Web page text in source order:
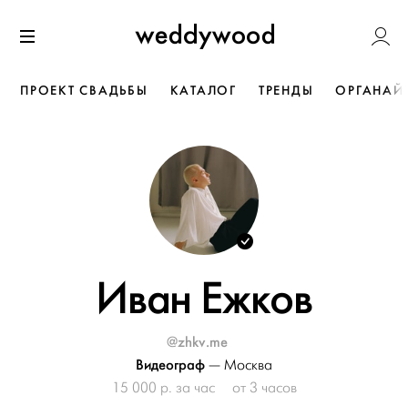
к содержанию
Weddywood
ПРОЕКТ СВАДЬБЫ КАТАЛОГ ТРЕНДЫ
Иван Ежков
@zhkv.me
Видеограф — Москва
15 000 р. за час
от 3 часов